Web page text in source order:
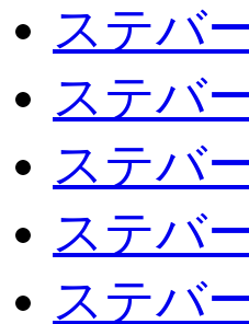
ステバ
ステバ
ステバ
ステバ
ステバ